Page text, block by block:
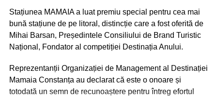
Stațiunea MAMAIA a luat premiu special pentru cea mai
bună stațiune de pe litoral, distincție care a fost oferită de
Mihai Barsan, Președintele Consiliului de Brand Turistic
Național, Fondator al competiției Destinația Anului.
Reprezentanții Organizației de Management al Destinației
Mamaia Constanța au declarat că este o onoare și
totodată un semn de recunoaștere pentru întreg efortul